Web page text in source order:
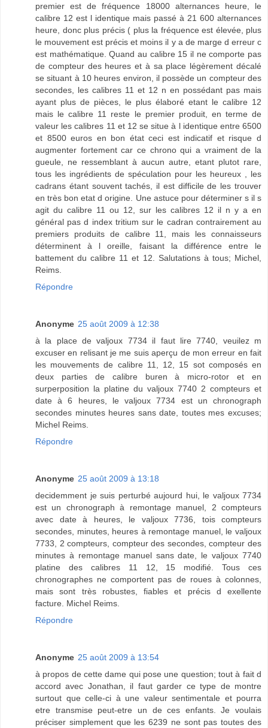
premier est de fréquence 18000 alternances heure, le
calibre 12 est l identique mais passé à 21 600 alternances
heure, donc plus précis ( plus la fréquence est élevée, plus
le mouvement est précis et moins il y a de marge d erreur c
est mathématique. Quand au calibre 15 il ne comporte pas
de compteur des heures et à sa place légèrement décalé
se situant à 10 heures environ, il possède un compteur des
secondes, les calibres 11 et 12 n en possédant pas mais
ayant plus de pièces, le plus élaboré etant le calibre 12
mais le calibre 11 reste le premier produit, en terme de
valeur les calibres 11 et 12 se situe à l identique entre 6500
et 8500 euros en bon état ceci est indicatif et risque d
augmenter fortement car ce chrono qui a vraiment de la
gueule, ne ressemblant à aucun autre, etant plutot rare,
tous les ingrédients de spéculation pour les heureux , les
cadrans étant souvent tachés, il est difficile de les trouver
en très bon etat d origine. Une astuce pour déterminer s il s
agit du calibre 11 ou 12, sur les calibres 12 il n y a en
général pas d index tritium sur le cadran contrairement au
premiers produits de calibre 11, mais les connaisseurs
déterminent à l oreille, faisant la différence entre le
battement du calibre 11 et 12. Salutations à tous; Michel,
Reims.
Répondre
Anonyme 25 août 2009 à 12:38
à la place de valjoux 7734 il faut lire 7740, veuilez m
excuser en relisant je me suis aperçu de mon erreur en fait
les mouvements de calibre 11, 12, 15 sot composés en
deux parties de calibre buren à micro-rotor et en
surperposition la platine du valjoux 7740 2 compteurs et
date à 6 heures, le valjoux 7734 est un chronograph
secondes minutes heures sans date, toutes mes excuses;
Michel Reims.
Répondre
Anonyme 25 août 2009 à 13:18
decidemment je suis perturbé aujourd hui, le valjoux 7734
est un chronograph à remontage manuel, 2 compteurs
avec date à heures, le valjoux 7736, tois compteurs
secondes, minutes, heures à remontage manuel, le valjoux
7733, 2 compteurs, compteur des secondes, compteur des
minutes à remontage manuel sans date, le valjoux 7740
platine des calibres 11 12, 15 modifié. Tous ces
chronographes ne comportent pas de roues à colonnes,
mais sont très robustes, fiables et précis d exellente
facture. Michel Reims.
Répondre
Anonyme 25 août 2009 à 13:54
à propos de cette dame qui pose une question; tout à fait d
accord avec Jonathan, il faut garder ce type de montre
surtout que celle-ci à une valeur sentimentale et pourra
etre transmise peut-etre un de ces enfants. Je voulais
préciser simplement que les 6239 ne sont pas toutes des